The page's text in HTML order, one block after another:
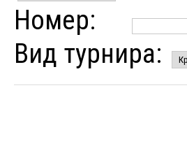
Номер:
Вид турнира: